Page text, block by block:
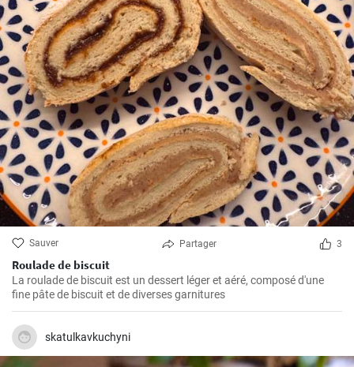
Sauver Partager 3
Roulade de biscuit
La roulade de biscuit est un dessert léger et aéré, composé d'une
fine pâte de biscuit et de diverses garnitures
skatulkavkuchyni